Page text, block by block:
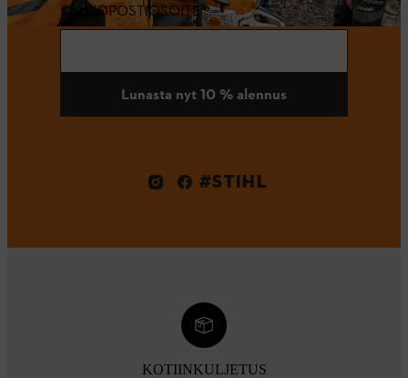
SÄHKÖPOSTIOSOITE
Lunasta nyt 10 % alennus
#STIHL
KOTIINKULJETUS